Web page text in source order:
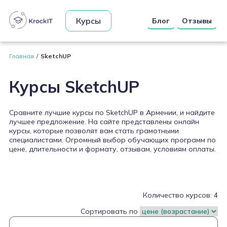
Курсы Блог Отзывы
Главная SketchUP
Курсы SketchUP
Сравните лучшие курсы по SketchUP в Армении, и найдите
лучшее предложение. На сайте представлены онлайн
курсы, которые позволят вам стать грамотными
специалистами. Огромный выбор обучающих программ по
цене, длительности и формату, отзывам, условиям оплаты.
Количество курсов: 4
Сортировать по